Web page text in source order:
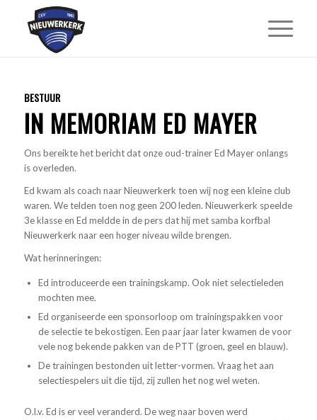
BESTUUR
IN MEMORIAM ED MAYER
Ons bereikte het bericht dat onze oud-trainer Ed Mayer onlangs
is overleden.
Ed kwam als coach naar Nieuwerkerk toen wij nog een kleine club
waren. We telden toen nog geen 200 leden. Nieuwerkerk speelde
3e klasse en Ed meldde in de pers dat hij met samba korfbal
Nieuwerkerk naar een hoger niveau wilde brengen.
Wat herinneringen:
Ed introduceerde een trainingskamp. Ook niet selectieleden
mochten mee.
Ed organiseerde een sponsorloop om trainingspakken voor
de selectie te bekostigen. Een paar jaar later kwamen de voor
vele nog bekende pakken van de PTT (groen, geel en blauw).
De trainingen bestonden uit letter-vormen. Vraag het aan
selectiespelers uit die tijd, zij zullen het nog wel weten.
O.l.v. Ed is er veel veranderd. De weg naar boven werd